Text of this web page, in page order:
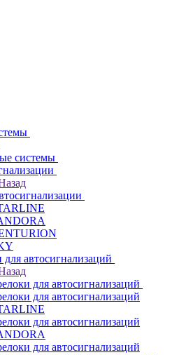
системы
для автосигнализаций
для автосигнализаций
для автосигнализаций
для автосигнализаций
для автосигнализаций